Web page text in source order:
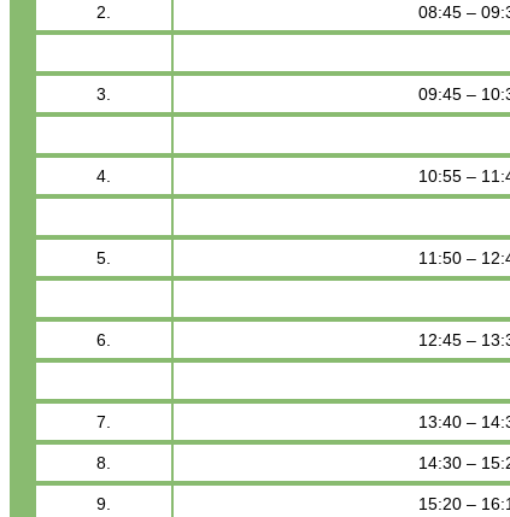
2. 08:45 –
3. 09:45 –
4. 10:55 –
5. 11:50 –
6. 12:45 –
7. 13:40 –
8. 14:30 –
9. 15:20 –